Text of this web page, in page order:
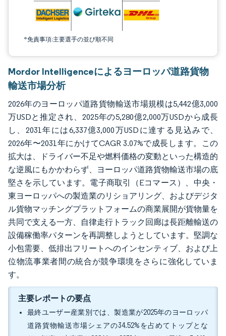
*免責事項:主要選手の並び順不同
Mordor Intelligenceによるヨーロッパ道路貨物
輸送市場分析
2026年のヨーロッパ道路貨物輸送市場規模は5,442億3,000
万USDと推定され、2025年の5,280億2,000万USDから成長
し、2031年には6,337億3,000万USDに達する見込みで、
2026年〜2031年にかけてCAGR 3.07%で成長します。この
拡大は、ドライバー不足や燃料価格の変動といった構造的
な逆風にもかかわらず、ヨーロッパ道路貨物輸送市場の底
堅さを示しています。電子商取引（Eコマース）、中央・
東ヨーロッパへの製造業のリショアリング、およびデジタ
ル貨物マッチングプラットフォームの商業展開が貨物量を
共同で支える一方、自律走行トラック回廊は長距離輸送の
設備稼働率パターンを再調整しようとしています。堅調な
小包需要、低排出フリートへのインセンティブ、および上
位物流事業者間の統合が競争環境をさらに強化していま
す。
主要レポートの要点
最終ユーザー産業別では、製造業が2025年のヨーロッパ
道路貨物輸送市場シェアの34.52%を占めてトップとな